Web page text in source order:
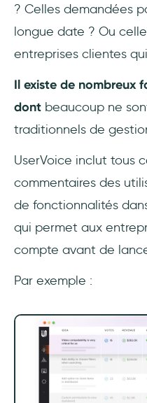
? Celles demandées
longue date ? Ou
entreprises clientes
Il existe de nombreux
dont beaucoup ne
traditionnels de
UserVoice inclut tous
commentaires des
de fonctionnalités
qui permet aux
compte avant de
Par exemple :